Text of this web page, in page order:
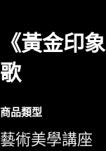
《黃金印
歌
商品類型
藝術美學講座